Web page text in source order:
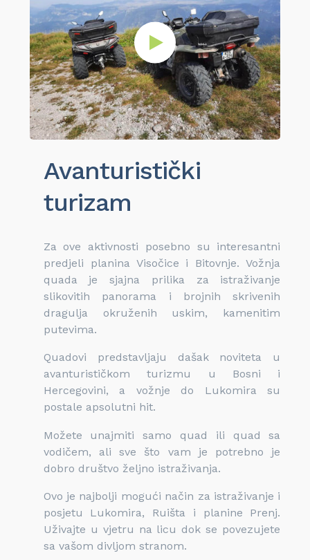
Avanturistički
turizam
Za ove aktivnosti posebno su interesantni
predjeli planina Visočice i Bitovnje. Vožnja
quada je sjajna prilika za istraživanje
slikovitih panorama i brojnih skrivenih
dragulja okruženih uskim, kamenitim
putevima.
Quadovi predstavljaju dašak noviteta u
avanturističkom turizmu u Bosni i
Hercegovini, a vožnje do Lukomira su
postale apsolutni hit.
Možete unajmiti samo quad ili quad sa
vodičem, ali sve što vam je potrebno je
dobro društvo željno istraživanja.
Ovo je najbolji mogući način za istraživanje i
posjetu Lukomira, Ruišta i planine Prenj.
Uživajte u vjetru na licu dok se povezujete
sa vašom divljom stranom.